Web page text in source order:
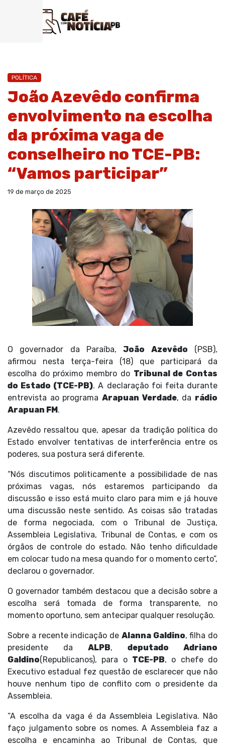
POLÍTICA
João Azevêdo confirma
envolvimento na escolha
da próxima vaga de
conselheiro no TCE-PB:
“Vamos participar”
19 de março de 2025
O governador da Paraíba,João Azevêdo (PSB),
afirmou nesta terça-feira (18) que participará da
escolha do próximo membro do Tribunal de Contas
do Estado (TCE-PB). A declaração foi feita durante
entrevista ao programa Arapuan Verdade, da rádio
Arapuan FM .
Azevêdo ressaltou que, apesar da tradição política do
Estado envolver tentativas de interferência entre os
poderes, sua postura será diferente.
“Nós discutimos politicamente a possibilidade de nas
próximas vagas, nós estaremos participando da
discussão e isso está muito claro para mim e já houve
uma discussão neste sentido. As coisas são tratadas
de forma negociada, com o Tribunal de Justiça,
Assembleia Legislativa, Tribunal de Contas, e com os
órgãos de controle do estado. Não tenho dificuldade
em colocar tudo na mesa quando for o momento certo”,
declarou o governador.
O governador também destacou que a decisão sobre a
escolha será tomada de forma transparente, no
momento oportuno, sem antecipar qualquer resolução.
Sobre a recente indicação de Alanna Galdino, filha do
presidente da ALPB, deputado Adriano
Galdino(Republicanos), para o TCE-PB, o chefe do
Executivo estadual fez questão de esclarecer que não
houve nenhum tipo de conflito com o presidente da
Assembleia.
“A escolha da vaga é da Assembleia Legislativa. Não
faço julgamento sobre os nomes. A Assembleia faz a
escolha e encaminha ao Tribunal de Contas, que